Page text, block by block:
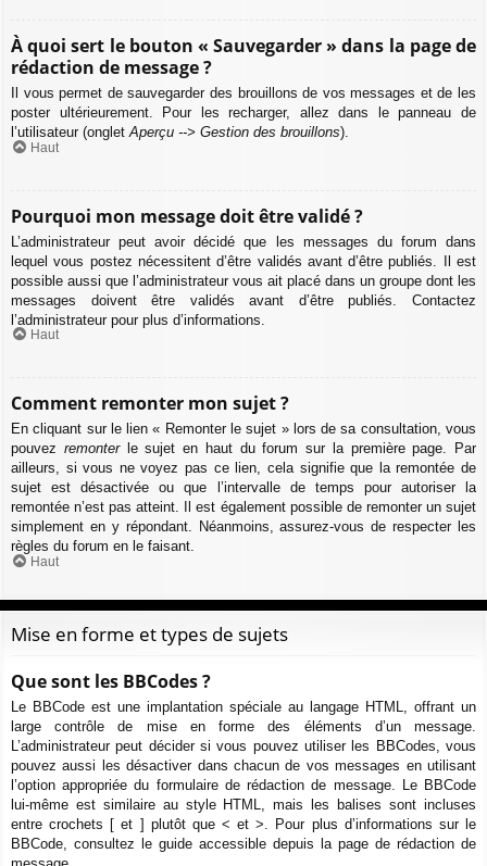
À quoi sert le bouton « Sauvegarder » dans la page de
rédaction de message ?
Il vous permet de sauvegarder des brouillons de vos messages et de les
poster ultérieurement. Pour les recharger, allez dans le panneau de
l’utilisateur (ongletAperçu --> Gestion des brouillons).
Haut
Pourquoi mon message doit être validé ?
L’administrateur peut avoir décidé que les messages du forum dans
lequel vous postez nécessitent d’être validés avant d’être publiés. Il est
possible aussi que l’administrateur vous ait placé dans un groupe dont les
messages doivent être validés avant d’être publiés. Contactez
l’administrateur pour plus d’informations.
Haut
Comment remonter mon sujet ?
En cliquant sur le lien « Remonter le sujet » lors de sa consultation, vous
pouvez remonterle sujet en haut du forum sur la première page. Par
ailleurs, si vous ne voyez pas ce lien, cela signifie que la remontée de
sujet est désactivée ou que l’intervalle de temps pour autoriser la
remontée n’est pas atteint. Il est également possible de remonter un sujet
simplement en y répondant. Néanmoins, assurez-vous de respecter les
règles du forum en le faisant.
Haut
Mise en forme et types de sujets
Que sont les BBCodes ?
Le BBCode est une implantation spéciale au langage HTML, offrant un
large contrôle de mise en forme des éléments d’un message.
L’administrateur peut décider si vous pouvez utiliser les BBCodes, vous
pouvez aussi les désactiver dans chacun de vos messages en utilisant
l’option appropriée du formulaire de rédaction de message. Le BBCode
lui-même est similaire au style HTML, mais les balises sont incluses
entre crochets [ et ] plutôt que < et >. Pour plus d’informations sur le
BBCode, consultez le guide accessible depuis la page de rédaction de